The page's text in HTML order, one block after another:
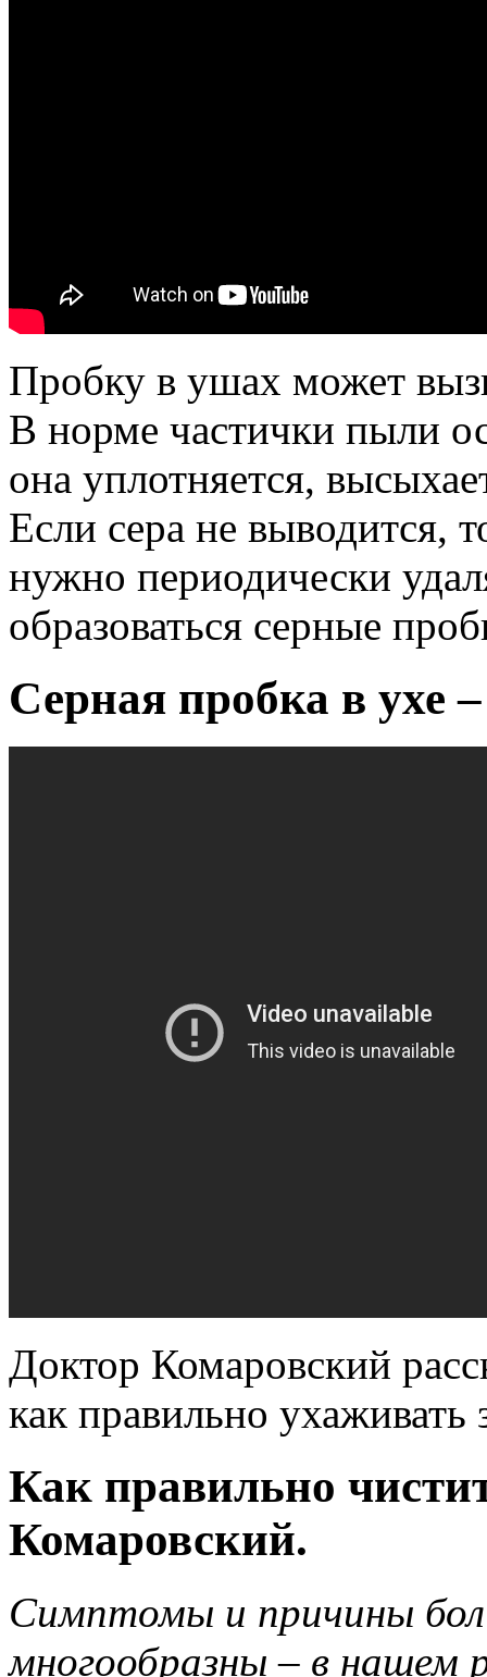
Пробку в ушах может
В норме частички пыли
она уплотняется,
Если сера не выводится,
нужно периодически
образоваться серные
Серная пробка в ухе
Доктор Комаровский
как правильно
Как правильно
Комаровский.
Симптомы и причины
многообразны – в нашем